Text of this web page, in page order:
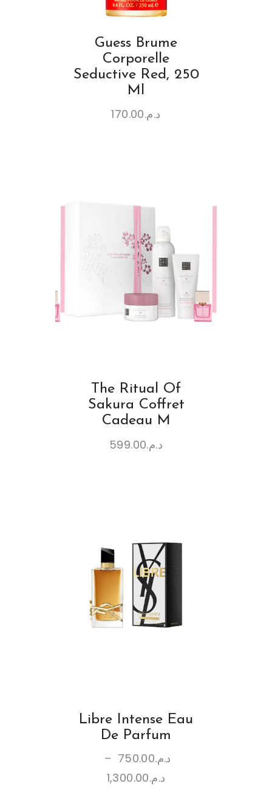
Guess Brume
Corporelle
Seductive Red, 250
Ml
د.م.170.00
The Ritual Of
Sakura Coffret
Cadeau M
د.م.599.00
Libre Intense Eau
De Parfum
د.م.750.00
–
د.م.1,300.00